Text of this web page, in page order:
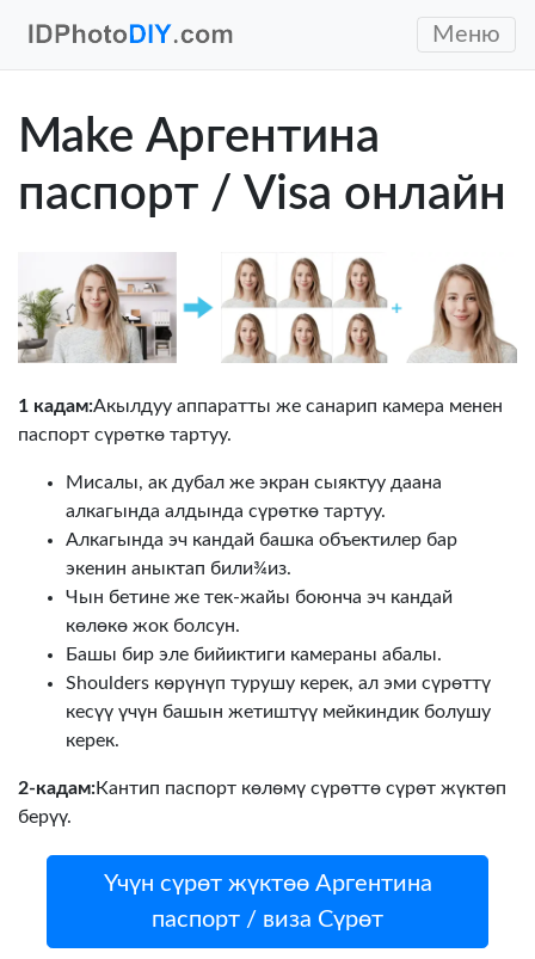
Меню
Make Аргентина
паспорт / Visa онлайн
1 кадам:Акылдуу аппаратты же санарип камера менен
паспорт сүрөткө тартуу.
Мисалы, ак дубал же экран сыяктуу даана
алкагында алдында сүрөткө тартуу.
Алкагында эч кандай башка объектилер бар
экенин аныктап били¾из.
Чын бетине же тек-жайы боюнча эч кандай
көлөкө жок болсун.
Башы бир эле бийиктиги камераны абалы.
Shoulders көрүнүп турушу керек, ал эми сүрөттү
кесүү үчүн башын жетиштүү мейкиндик болушу
керек.
2-кадам:Кантип паспорт көлөмү сүрөттө сүрөт жүктөп
берүү.
Үчүн сүрөт жүктөө Аргентина
паспорт / виза Сүрөт